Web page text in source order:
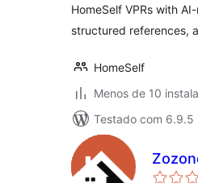
HomeSelf VPRs with
structured references,
HomeSelf
Menos de 10
Testado com 6.9.5